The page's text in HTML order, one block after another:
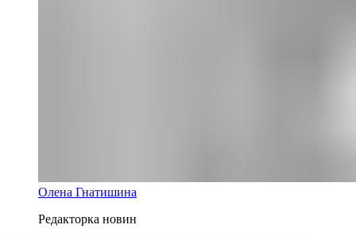
Олена Гнатишина
Редакторка новин